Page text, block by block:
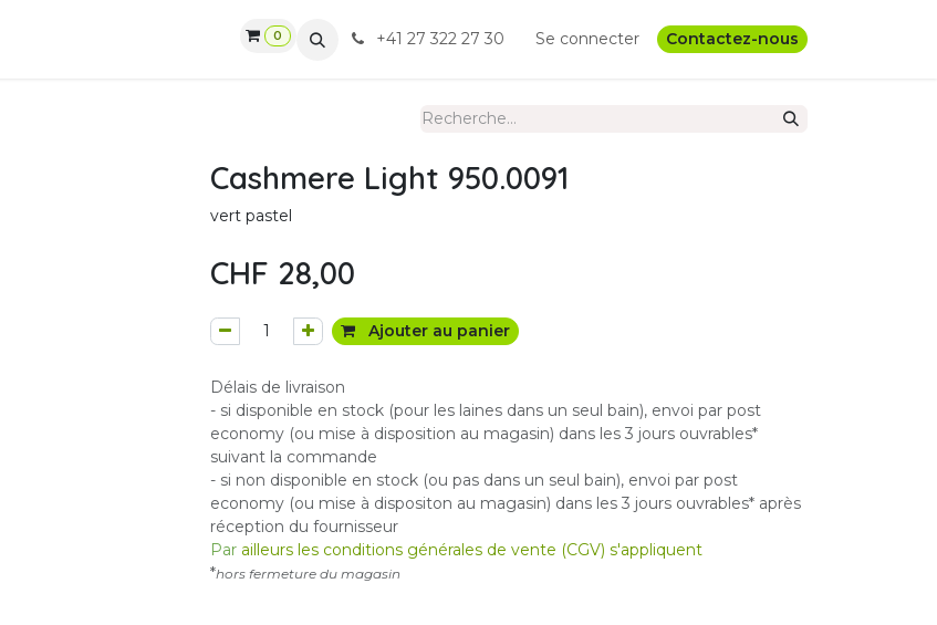
CGV 0 +41 27 322 27 30 Se connecter Contactez-nous
Cashmere Light 950.0091
vert pastel
CHF 28,00
Ajouter au panier
Délais de livraison
- si disponible en stock (pour les laines dans un seul bain), envoi par post
economy (ou mise à disposition au magasin) dans les 3 jours ouvrables*
suivant la commande
- si non disponible en stock (ou pas dans un seul bain), envoi par post
economy (ou mise à dispositon au magasin) dans les 3 jours ouvrables* après
réception du fournisseur
Par ailleurs les conditions générales de vente (CGV) s'appliquent
*hors fermeture du magasin